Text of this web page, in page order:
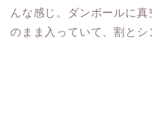
んな感じ。ダンボールに
のまま入っていて、割とシ